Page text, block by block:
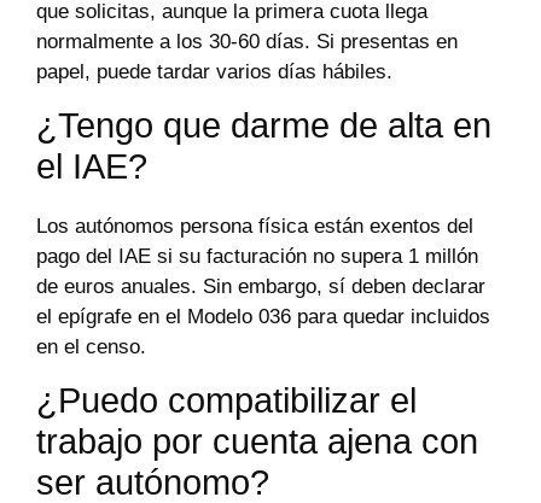
que solicitas, aunque la primera cuota llega
normalmente a los 30-60 días. Si presentas en
papel, puede tardar varios días hábiles.
¿Tengo que darme de alta en
el IAE?
Los autónomos persona física están exentos del
pago del IAE si su facturación no supera 1 millón
de euros anuales. Sin embargo, sí deben declarar
el epígrafe en el Modelo 036 para quedar incluidos
en el censo.
¿Puedo compatibilizar el
trabajo por cuenta ajena con
ser autónomo?